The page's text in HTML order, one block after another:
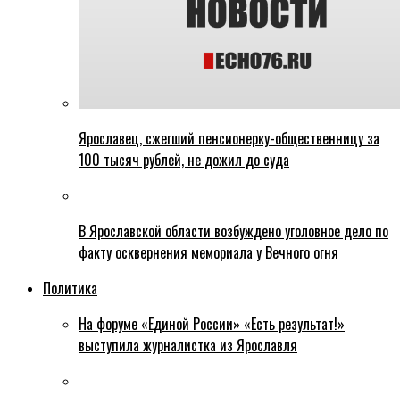
Ярославец, сжегший пенсионерку-общественницу за
100 тысяч рублей, не дожил до суда
В Ярославской области возбуждено уголовное дело по
факту осквернения мемориала у Вечного огня
Политика
На форуме «Единой России» «Есть результат!»
выступила журналистка из Ярославля